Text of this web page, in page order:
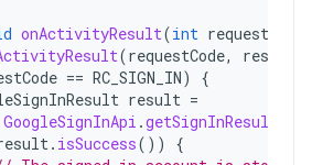
onActivityResult(int requestCode
(requestCode,
== RC_SIGN_IN)
{
result =
GoogleSignInApi .
. isSuccess())
{